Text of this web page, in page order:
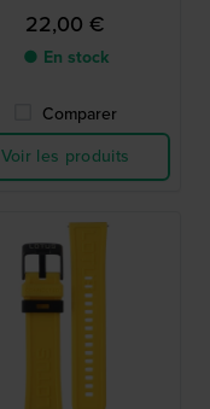
22,00 €
● En stock
Comparer
Voir les produits